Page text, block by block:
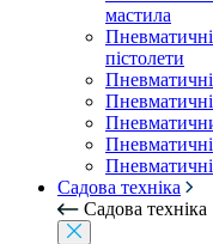
мастила
Пневматичні
пістолети
Пневматичні
Садова техніка
Садова техніка